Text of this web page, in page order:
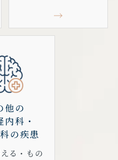
他の
内科・
の疾患
る・もの